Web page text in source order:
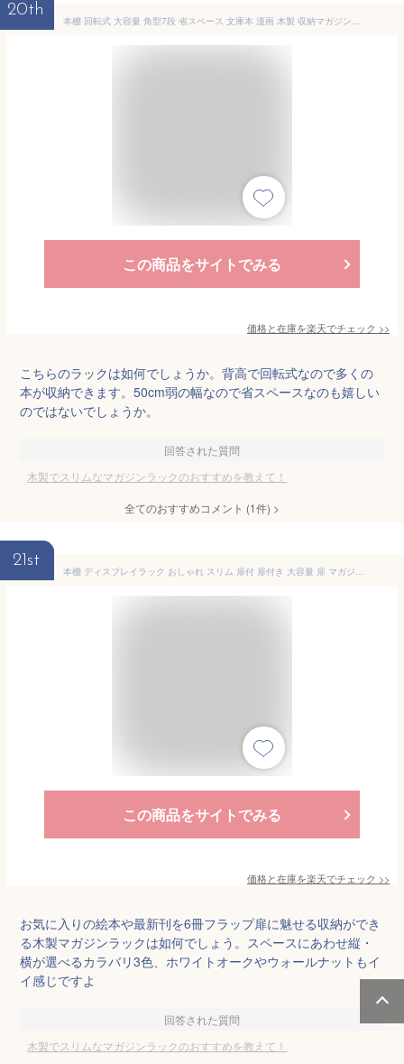
20th
本棚 回転式 大容量 角型7段 省スペース 文庫本 漫画 木製 収納マガジンラック 薄型 スリム 完成品 無塗装
この商品をサイトでみる
価格と在庫を楽天でチェック >>
こちらのラックは如何でしょうか。背高で回転式なので多くの
本が収納できます。50cm弱の幅なので省スペースなのも嬉しい
のではないでしょうか。
回答された質問
木製でスリムなマガジンラックのおすすめを教えて！
全てのおすすめコメント (1件) >
21st
本棚 ディスプレイラック おしゃれ スリム 扉付 扉付き 大容量 扉 マガジンラック 収納棚 棚 リビング収納 フラップ扉 魅せる収納 雑誌 絵本 北欧 子供 キッズ 木製 漫画 コミック 縦置き 横置き 収納 一人暮らし オシャレ 子供部屋 新生活 薄型 文庫本 省スペース フラップ
この商品をサイトでみる
価格と在庫を楽天でチェック >>
お気に入りの絵本や最新刊を6冊フラップ扉に魅せる収納ができ
る木製マガジンラックは如何でしょう。スペースにあわせ縦・
横が選べるカラバリ3色、ホワイトオークやウォールナットもイ
イ感じですよ
回答された質問
木製でスリムなマガジンラックのおすすめを教えて！